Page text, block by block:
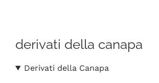
SHOP ONLINE
derivati della canapa
Derivati della Canapa